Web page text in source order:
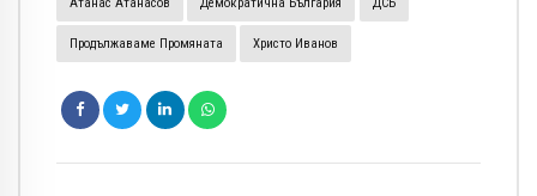
Продължаваме Промяната Христо Иванов